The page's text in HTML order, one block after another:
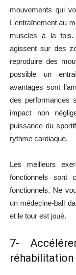
mouvements qui
L’entraînement au
muscles à la
agissent sur des
reproduire des
possible un
avantages sont
des performances
impact non
puissance du
rythme cardiaque.
Les meilleurs
fonctionnels sont
fonctionnels. Ne
un médecine-ball
et le tour est joué.
7-
réhabilitation